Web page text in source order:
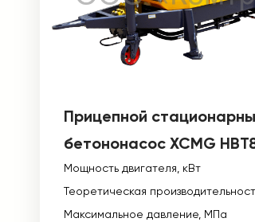
Прицепной
бетононасос XCMG
Мощность двигателя, кВт
Теоретическая
Максимальное давление, МПа